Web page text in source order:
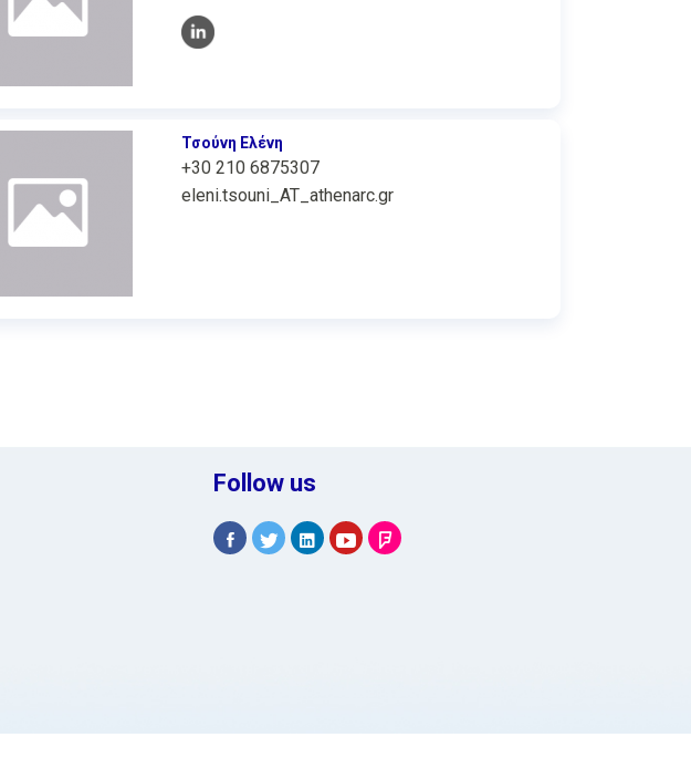
Τσούνη Ελένη
+30 210 6875307
eleni.tsouni_AT_athenarc.gr
Follow us